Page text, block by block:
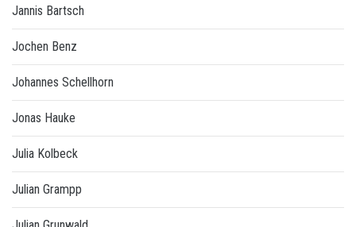
Jannis Bartsch
Jochen Benz
Johannes Schellhorn
Jonas Hauke
Julia Kolbeck
Julian Grampp